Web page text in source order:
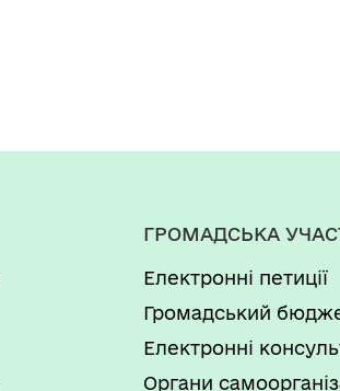
ГРОМАДСЬКА
Електронні петиції
Громадський
Електронні
Органи